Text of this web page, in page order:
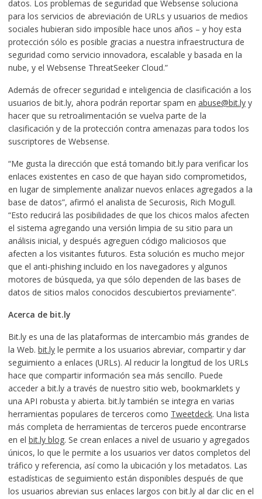
datos. Los problemas de seguridad que Websense soluciona
para los servicios de abreviación de URLs y usuarios de medios
sociales hubieran sido imposible hace unos años – y hoy esta
protección sólo es posible gracias a nuestra infraestructura de
seguridad como servicio innovadora, escalable y basada en la
nube, y el Websense ThreatSeeker Cloud.”
Además de ofrecer seguridad e inteligencia de clasificación a los
usuarios de bit.ly, ahora podrán reportar spam en abuse@bit.lyy
hacer que su retroalimentación se vuelva parte de la
clasificación y de la protección contra amenazas para todos los
suscriptores de Websense.
“Me gusta la dirección que está tomando bit.ly para verificar los
enlaces existentes en caso de que hayan sido comprometidos,
en lugar de simplemente analizar nuevos enlaces agregados a la
base de datos”, afirmó el analista de Securosis, Rich Mogull.
“Esto reducirá las posibilidades de que los chicos malos afecten
el sistema agregando una versión limpia de su sitio para un
análisis inicial, y después agreguen código maliciosos que
afecten a los visitantes futuros. Esta solución es mucho mejor
que el anti-phishing incluido en los navegadores y algunos
motores de búsqueda, ya que sólo dependen de las bases de
datos de sitios malos conocidos descubiertos previamente”.
Acerca de bit.ly
Bit.ly es una de las plataformas de intercambio más grandes de
la Web. bit.lyle permite a los usuarios abreviar, compartir y dar
seguimiento a enlaces (URLs). Al reducir la longitud de los URLs
hace que compartir información sea más sencillo. Puede
acceder a bit.ly a través de nuestro sitio web, bookmarklets y
una API robusta y abierta. bit.ly también se integra en varias
herramientas populares de terceros como Tweetdeck. Una lista
más completa de herramientas de terceros puede encontrarse
en el bit.ly blog. Se crean enlaces a nivel de usuario y agregados
únicos, lo que le permite a los usuarios ver datos completos del
tráfico y referencia, así como la ubicación y los metadatos. Las
estadísticas de seguimiento están disponibles después de que
los usuarios abrevian sus enlaces largos con bit.ly al dar clic en el